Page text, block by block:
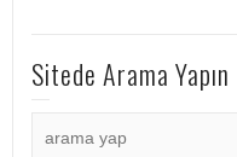
Sitede Arama Yapın